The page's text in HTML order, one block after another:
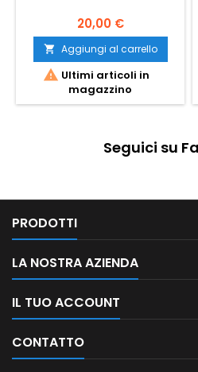
20,00 €
 Aggiungi al carrello
 Ultimi articoli in
magazzino
Seguici su
PRODOTTI
LA NOSTRA AZIENDA
IL TUO ACCOUNT
CONTATTO